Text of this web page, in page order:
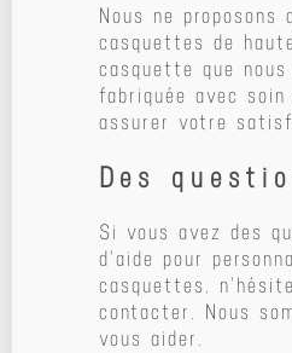
Nous ne proposons
casquettes de
casquette que
fabriquée avec
assurer votre
Des
Si vous avez des
d'aide pour
casquettes,
contacter. Nous
vous aider.